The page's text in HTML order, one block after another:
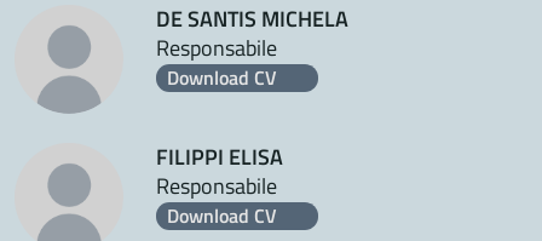
DE SANTIS MICHELA
Responsabile
Download CV
FILIPPI ELISA
Responsabile
Download CV